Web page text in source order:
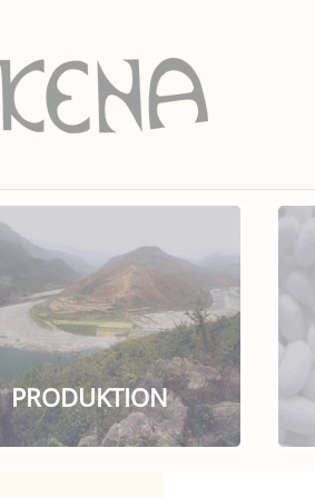
PRODUKTION